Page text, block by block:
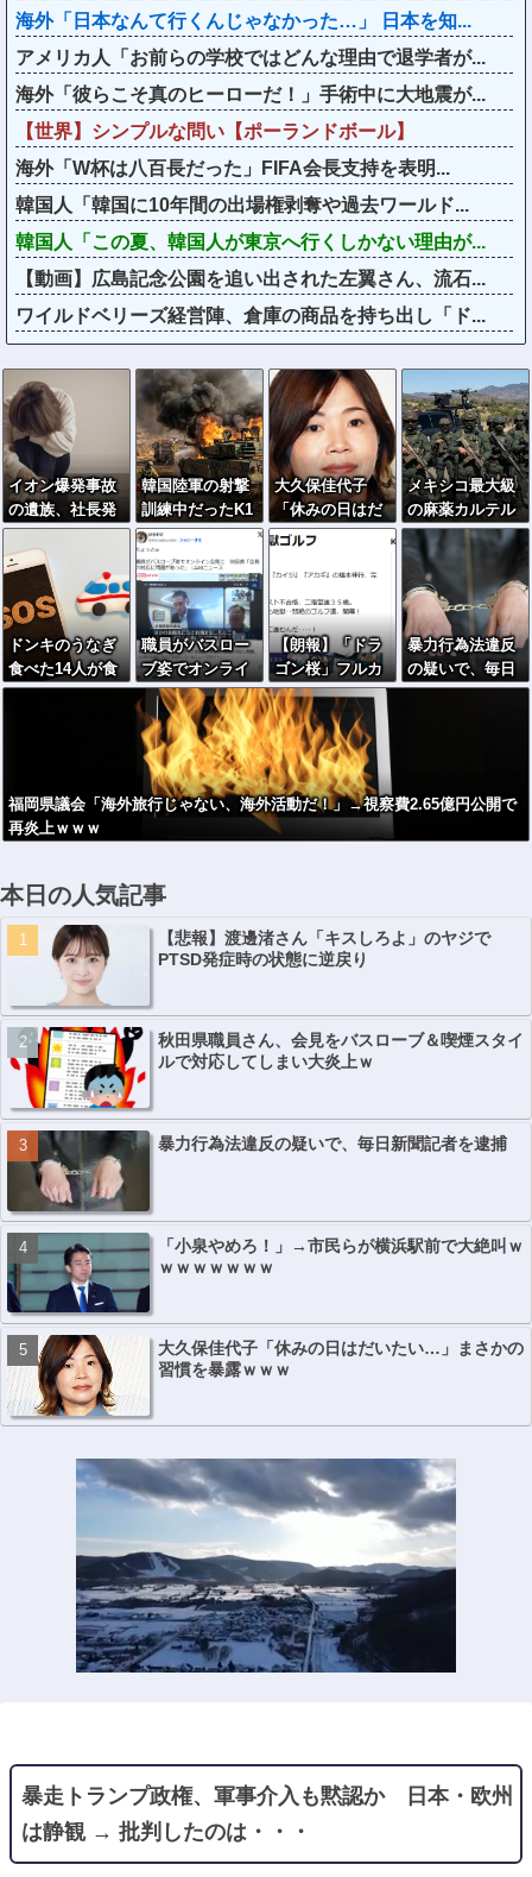
海外「日本なんて行くんじゃなかった…」 日本を知...
アメリカ人「お前らの学校ではどんな理由で退学者が...
海外「彼らこそ真のヒーローだ！」手術中に大地震が...
【世界】シンプルな問い【ポーランドボール】
海外「W杯は八百長だった」FIFA会長支持を表明...
韓国人「韓国に10年間の出場権剥奪や過去ワールド...
韓国人「この夏、韓国人が東京へ行くしかない理由が...
【動画】広島記念公園を追い出された左翼さん、流石...
ワイルドベリーズ経営陣、倉庫の商品を持ち出し「ド...
イオン爆発事故
の遺族、社長発
言にブチギレ
「本当のことを
話して」
韓国陸軍の射撃
訓練中だったK1
E1戦車で火災、
乗員は避難…エ
ンジンルーム付
近から出火！
大久保佳代子
「休みの日はだ
いたい…」まさ
ｗｗｗ
メキシコ最大級
の麻薬カルテル
のリーダーの情
報提供で報奨金
約39億円！
ドンキのうなぎ
食べた14人が食
中毒…3歳児から
職員がバスロー
ブ姿でオンライ
ン会見に 秋田
県「会見の対応
に問題があっ
た」
【朗報】「ドラ
ゴン桜」フルカ
ラー 版 全巻70
円セールｗｗｗ
ｗｗｗｗｗ ス
ポーツ漫画50％
ポイント還元セ
ール
暴力行為法違反
の疑いで、毎日
新聞記者を逮捕
福岡県議会「海外旅行じゃない、海外活動だ！」→視察費2.65億円公開で
再炎上ｗｗｗ
本日の人気記事
【悲報】渡邊渚さん「キスしろよ」のヤジで
PTSD発症時の状態に逆戻り
秋田県職員さん、会見をバスローブ＆喫煙スタイ
ルで対応してしまい大炎上ｗ
暴力行為法違反の疑いで、毎日新聞記者を逮捕
「小泉やめろ！」→市民らが横浜駅前で大絶叫ｗ
ｗｗｗｗｗｗｗ
大久保佳代子「休みの日はだいたい…」まさかの
習慣を暴露ｗｗｗ
暴走トランプ政権、軍事介入も黙認か 日本・欧州
は静観 → 批判したのは・・・